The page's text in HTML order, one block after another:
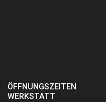
ÖFFNUNGSZEITEN
WERKSTATT